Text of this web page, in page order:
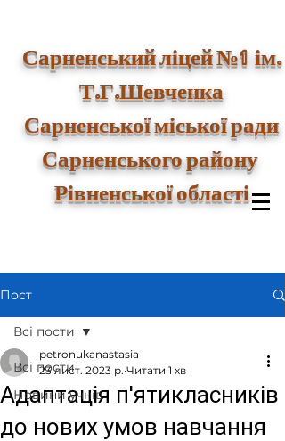
Сарненський ліцей №1ім.
Т.Г.Шевченка
Сарненської міської ради
Сарненського району
Рівненської області
Пост
Всі пости
Новини учнів
Всі пости
Адаптація п'ятикласників
до нових умов навчання
petronukanastasia
23 лист. 2023 р. Читати 1 хв